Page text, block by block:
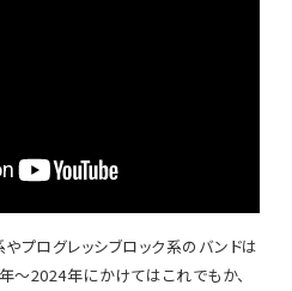
プログレッシブロック系のバンドは
～2024年にかけてはこれでもか、